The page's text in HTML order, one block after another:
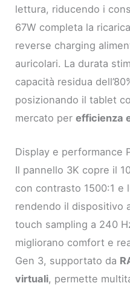
lettura, riducendo i
67W completa la
reverse charging
auricolari. La durata
capacità residua
posizionando il tablet
mercato perefficienza
Display e performance
Il pannello 3K copre il
con contrasto 1500:1 e
rendendo il dispositivo
touch sampling a 240
migliorano comfort e
Gen 3, supportato da
virtuali, permette